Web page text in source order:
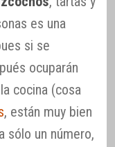
es una
si se
ocuparán
cocina (cosa
, están muy bien
sólo un número,